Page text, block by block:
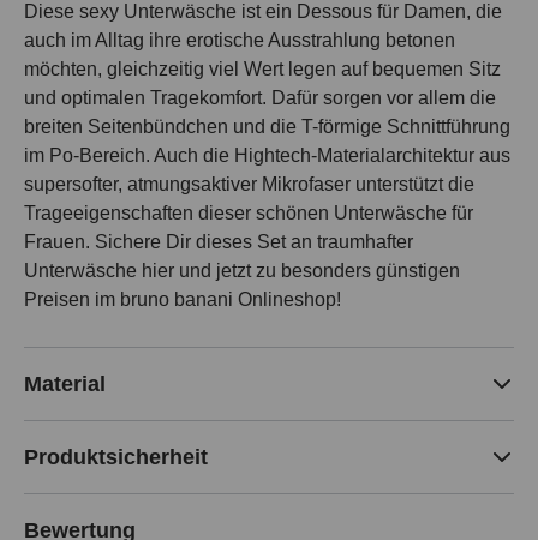
Diese sexy Unterwäsche ist ein Dessous für Damen, die
auch im Alltag ihre erotische Ausstrahlung betonen
möchten, gleichzeitig viel Wert legen auf bequemen Sitz
und optimalen Tragekomfort. Dafür sorgen vor allem die
breiten Seitenbündchen und die T-förmige Schnittführung
im Po-Bereich. Auch die Hightech-Materialarchitektur aus
supersofter, atmungsaktiver Mikrofaser unterstützt die
Trageeigenschaften dieser schönen Unterwäsche für
Frauen. Sichere Dir dieses Set an traumhafter
Unterwäsche hier und jetzt zu besonders günstigen
Preisen im bruno banani Onlineshop!
Material
Produktsicherheit
Bewertung